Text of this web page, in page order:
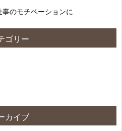
のモチベーションに
ゴリー
カイブ